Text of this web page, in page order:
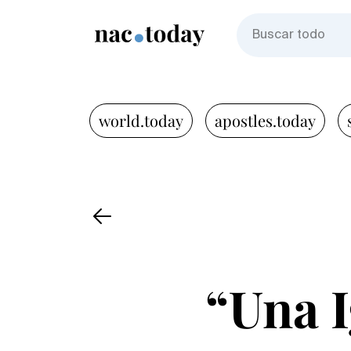
world.today apostles.today
“Una